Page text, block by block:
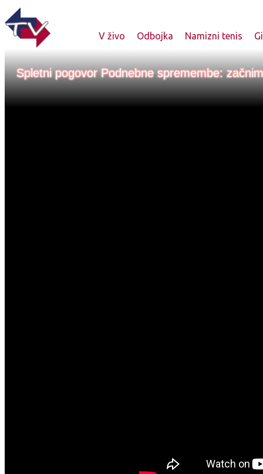
V živo Odbojka Namizni tenis
Spletni pogovor Podnebne spremembe: